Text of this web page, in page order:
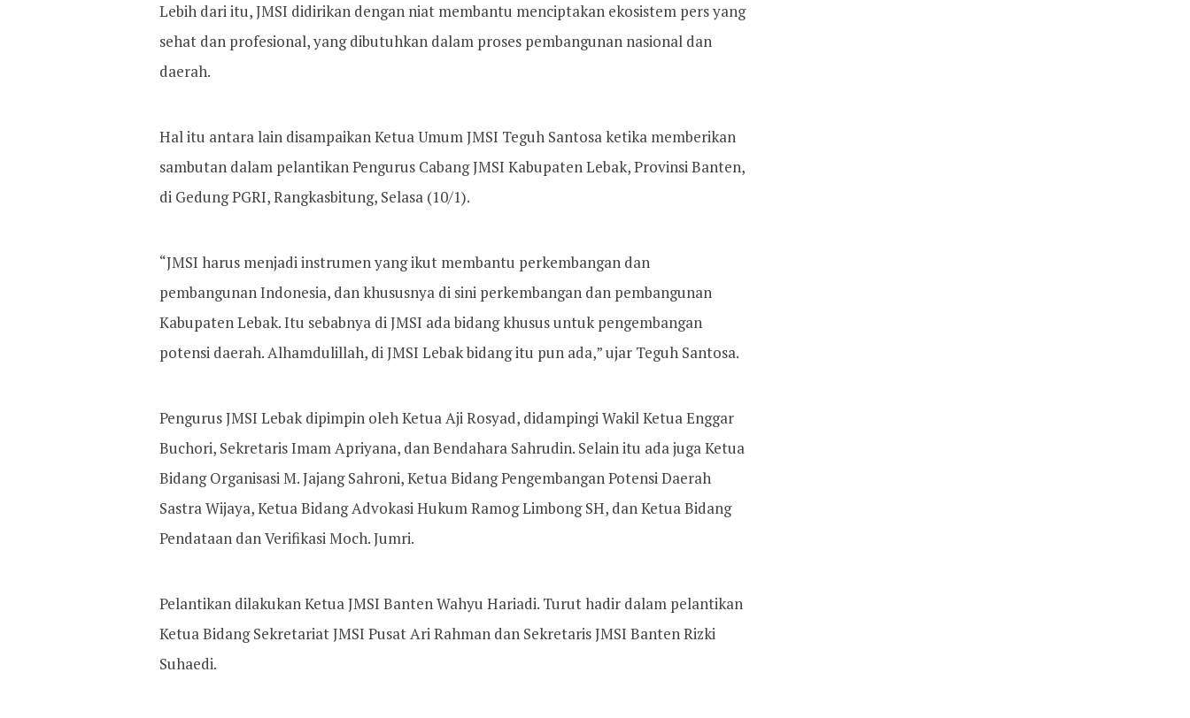
Lebih dari itu, JMSI didirikan dengan niat membantu menciptakan ekosistem pers yang
sehat dan profesional, yang dibutuhkan dalam proses pembangunan nasional dan
daerah.
Hal itu antara lain disampaikan Ketua Umum JMSI Teguh Santosa ketika memberikan
sambutan dalam pelantikan Pengurus Cabang JMSI Kabupaten Lebak, Provinsi Banten,
di Gedung PGRI, Rangkasbitung, Selasa (10/1).
“JMSI harus menjadi instrumen yang ikut membantu perkembangan dan
pembangunan Indonesia, dan khususnya di sini perkembangan dan pembangunan
Kabupaten Lebak. Itu sebabnya di JMSI ada bidang khusus untuk pengembangan
potensi daerah. Alhamdulillah, di JMSI Lebak bidang itu pun ada,” ujar Teguh Santosa.
Pengurus JMSI Lebak dipimpin oleh Ketua Aji Rosyad, didampingi Wakil Ketua Enggar
Buchori, Sekretaris Imam Apriyana, dan Bendahara Sahrudin. Selain itu ada juga Ketua
Bidang Organisasi M. Jajang Sahroni, Ketua Bidang Pengembangan Potensi Daerah
Sastra Wijaya, Ketua Bidang Advokasi Hukum Ramog Limbong SH, dan Ketua Bidang
Pendataan dan Verifikasi Moch. Jumri.
Pelantikan dilakukan Ketua JMSI Banten Wahyu Hariadi. Turut hadir dalam pelantikan
Ketua Bidang Sekretariat JMSI Pusat Ari Rahman dan Sekretaris JMSI Banten Rizki
Suhaedi.